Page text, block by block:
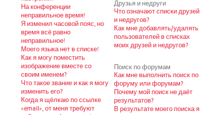
На конференции
неправильное время!
Я изменил часовой пояс, но
время всё равно
неправильное!
Моего языка нет в списке!
Как я могу поместить
изображение вместе со
своим именем?
Что такое звание и как я могу
изменить его?
Когда я щёлкаю по ссылке
«email», от меня требуют
Друзья и недруги
Что означают списки друзей
и недругов?
Как мне добавлять/удалять
пользователей в списках
моих друзей и недругов?
Поиск по форумам
Как мне выполнить поиск по
форуму или форумам?
Почему мой поиск не даёт
результатов?
В результате моего поиска я